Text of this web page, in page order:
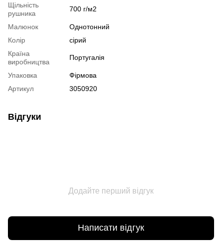
Щільність
рушника
700 г/м2
Малюнок
Однотонний
Колір
сірий
Країна
виробництва
Португалія
Упаковка
Фірмова
Артикул
3050920
Відгуки
Додайте перший відгук
Написати відгук